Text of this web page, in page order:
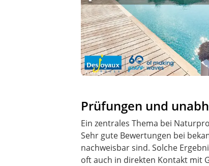
Anzeige
Prüfungen und
Ein zentrales Thema bei
Sehr gute Bewertungen bei
nachweisbar sind. Solche
oft auch in direkten Kontakt mit